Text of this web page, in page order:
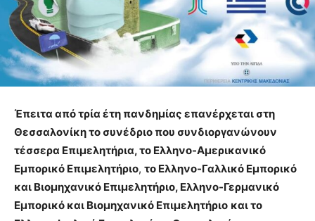
Έπειτα από τρία έτη πανδημίας επανέρχεται στη
Θεσσαλονίκη το συνέδριο που συνδιοργανώνουν
τέσσερα Επιμελητήρια, το Ελληνο-Αμερικανικό
Εμπορικό Επιμελητήριο, το Ελληνο-Γαλλικό Εμπορικό
και Βιομηχανικό Επιμελητήριο, Ελληνο-Γερμανικό
Εμπορικό και Βιομηχανικό Επιμελητήριο και το